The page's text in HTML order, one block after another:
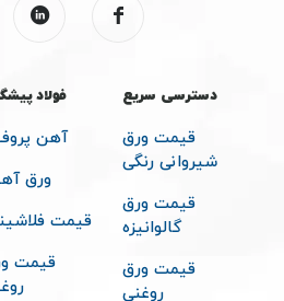
دسترسی سریع
قیمت ورق
شیروانی رنگی
قیمت ورق
گالوانیزه
قیمت ورق
روغنی
فولاد
آهن
ورق
قیمت
قیمت